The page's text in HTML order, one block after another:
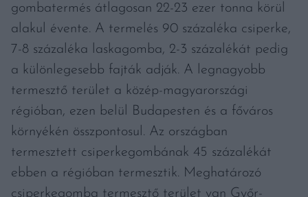
gombatermés átlagosan 22-23 ezer tonna körül
alakul évente. A termelés 90 százaléka csiperke,
7-8 százaléka laskagomba, 2-3 százalékát pedig
a különlegesebb fajták adják. A legnagyobb
termesztő terület a közép-magyarországi
régióban, ezen belül Budapesten és a főváros
környékén összpontosul. Az országban
termesztett csiperkegombának 45 százalékát
ebben a régióban termesztik. Meghatározó
csiperkegomba termesztő terület van Győr-